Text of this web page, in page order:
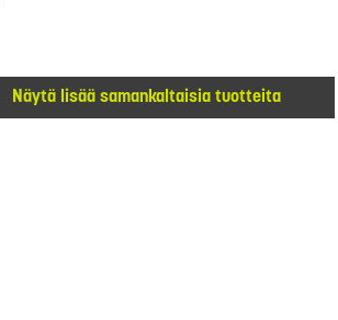
Näytä lisää samankaltaisia tuotteita